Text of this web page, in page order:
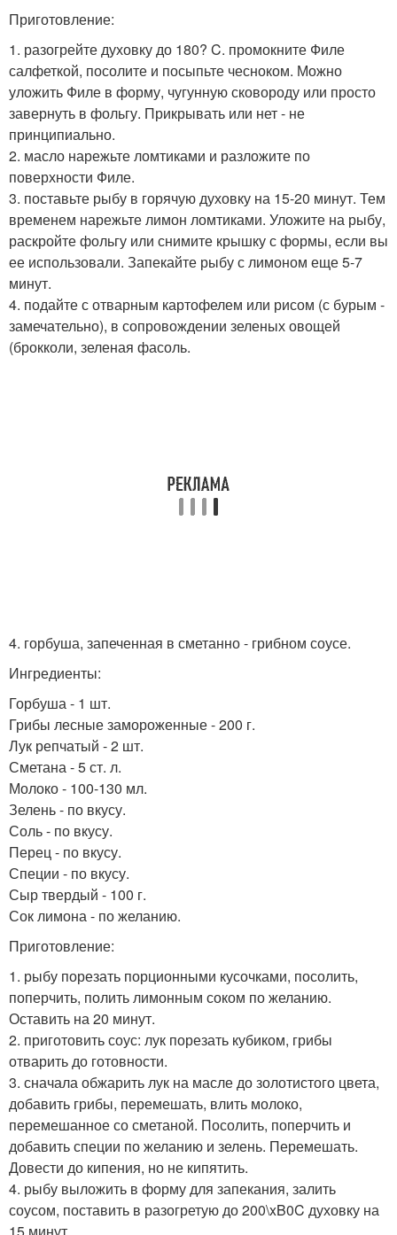
Приготовление:
1. разогрейте духовку до 180? C. промокните Филе
салфеткой, посолите и посыпьте чесноком. Можно
уложить Филе в форму, чугунную сковороду или просто
завернуть в фольгу. Прикрывать или нет - не
принципиально.
2. масло нарежьте ломтиками и разложите по
поверхности Филе.
3. поставьте рыбу в горячую духовку на 15-20 минут. Тем
временем нарежьте лимон ломтиками. Уложите на рыбу,
раскройте фольгу или снимите крышку с формы, если вы
ее использовали. Запекайте рыбу с лимоном еще 5-7
минут.
4. подайте с отварным картофелем или рисом (с бурым -
замечательно), в сопровождении зеленых овощей
(брокколи, зеленая фасоль.
4. горбуша, запеченная в сметанно - грибном соусе.
Ингредиенты:
Горбуша - 1 шт.
Грибы лесные замороженные - 200 г.
Лук репчатый - 2 шт.
Сметана - 5 ст. л.
Молоко - 100-130 мл.
Зелень - по вкусу.
Соль - по вкусу.
Перец - по вкусу.
Специи - по вкусу.
Сыр твердый - 100 г.
Сок лимона - по желанию.
Приготовление:
1. рыбу порезать порционными кусочками, посолить,
поперчить, полить лимонным соком по желанию.
Оставить на 20 минут.
2. приготовить соус: лук порезать кубиком, грибы
отварить до готовности.
3. сначала обжарить лук на масле до золотистого цвета,
добавить грибы, перемешать, влить молоко,
перемешанное со сметаной. Посолить, поперчить и
добавить специи по желанию и зелень. Перемешать.
Довести до кипения, но не кипятить.
4. рыбу выложить в форму для запекания, залить
соусом, поставить в разогретую до 200\xB0C духовку на
15 минут.